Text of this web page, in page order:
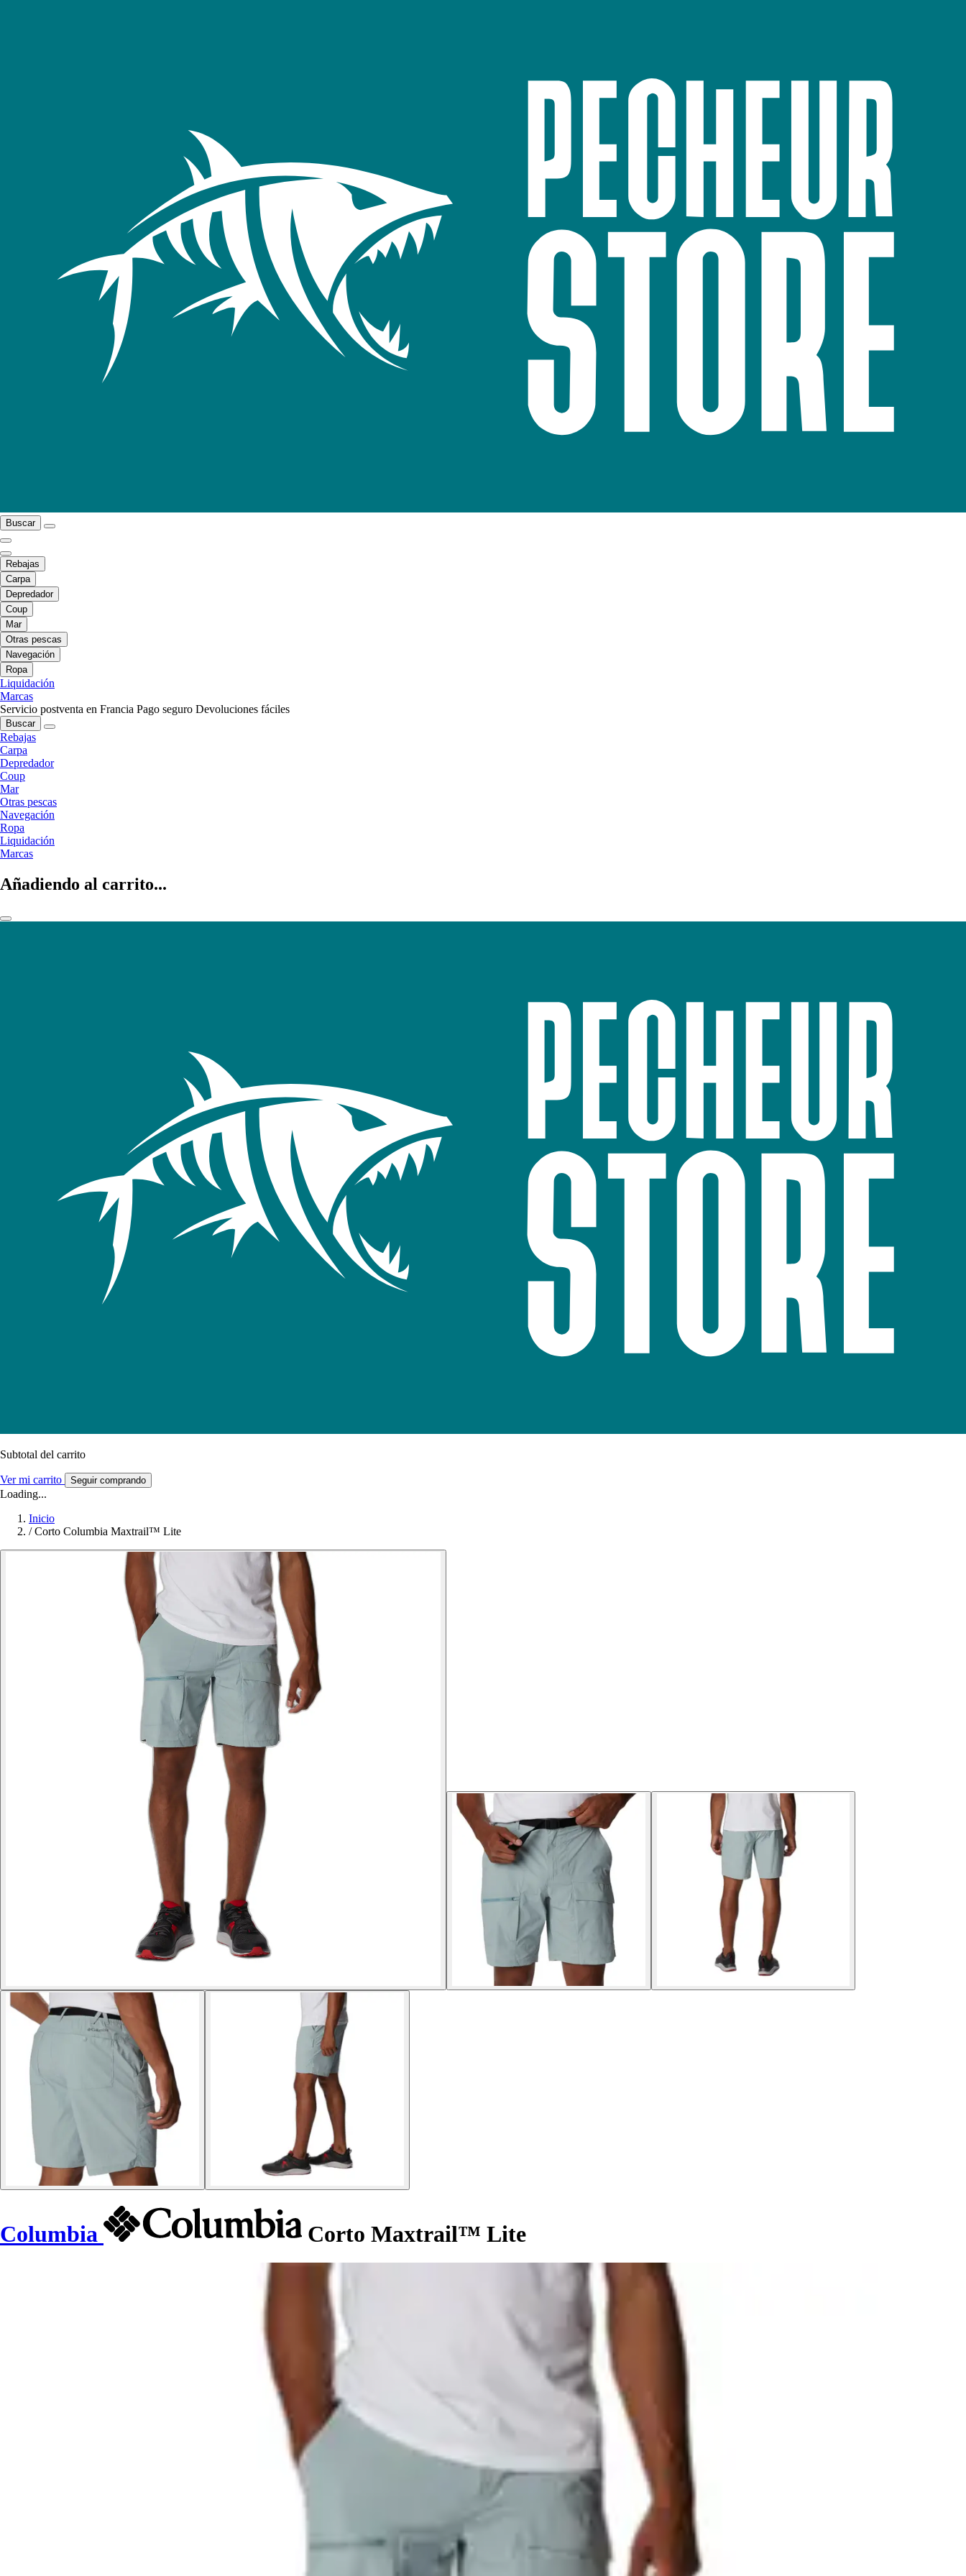
Buscar
Rebajas
Carpa
Depredador
Coup
Mar
Otras pescas
Navegación
Ropa
Liquidación
Marcas
Servicio postventa en Francia Pago seguro Devoluciones fáciles
Buscar
Rebajas
Carpa
Depredador
Coup
Mar
Otras pescas
Navegación
Ropa
Liquidación
Marcas
Añadiendo al carrito...
Subtotal del carrito
Ver mi carrito Seguir comprando
Loading...
Inicio
/ Corto Columbia Maxtrail™ Lite
Columbia Corto Maxtrail™ Lite